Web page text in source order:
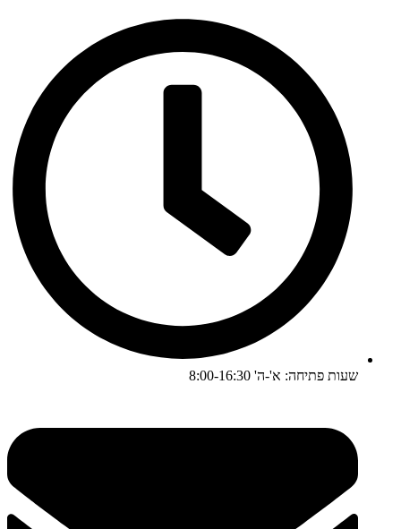
שעות פתיחה: א'-ה' 8:00-16:30